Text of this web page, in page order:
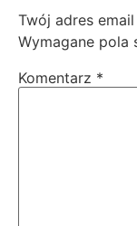
Twój adres
Wymagane pola
Komentarz *